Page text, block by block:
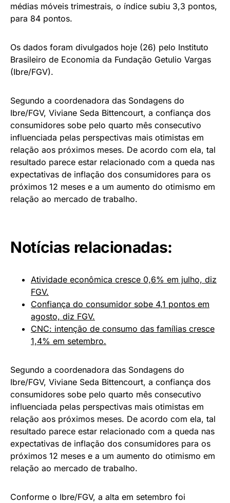
médias móveis trimestrais, o índice subiu 3,3 pontos,
para 84 pontos.
Os dados foram divulgados hoje (26) pelo Instituto
Brasileiro de Economia da Fundação Getulio Vargas
(Ibre/FGV).
Segundo a coordenadora das Sondagens do
Ibre/FGV, Viviane Seda Bittencourt, a confiança dos
consumidores sobe pelo quarto mês consecutivo
influenciada pelas perspectivas mais otimistas em
relação aos próximos meses. De acordo com ela, tal
resultado parece estar relacionado com a queda nas
expectativas de inflação dos consumidores para os
próximos 12 meses e a um aumento do otimismo em
relação ao mercado de trabalho.
Notícias relacionadas:
Atividade econômica cresce 0,6% em julho, diz
FGV.
Confiança do consumidor sobe 4,1 pontos em
agosto, diz FGV.
CNC: intenção de consumo das famílias cresce
1,4% em setembro.
Segundo a coordenadora das Sondagens do
Ibre/FGV, Viviane Seda Bittencourt, a confiança dos
consumidores sobe pelo quarto mês consecutivo
influenciada pelas perspectivas mais otimistas em
relação aos próximos meses. De acordo com ela, tal
resultado parece estar relacionado com a queda nas
expectativas de inflação dos consumidores para os
próximos 12 meses e a um aumento do otimismo em
relação ao mercado de trabalho.
Conforme o Ibre/FGV, a alta em setembro foi